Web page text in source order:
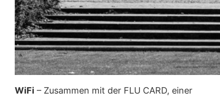
WiFi – Zusammen mit der FLU CARD, einer